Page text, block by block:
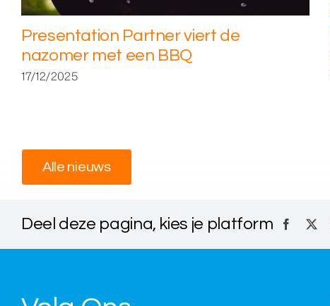
Presentation Partner viert de
nazomer met een BBQ
17/12/2025
Alle nieuws
Deel deze pagina, kies je platform